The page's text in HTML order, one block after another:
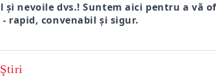
nevoile dvs.! Suntem aici pentru a vă
rapid, convenabil și sigur.
Ştiri